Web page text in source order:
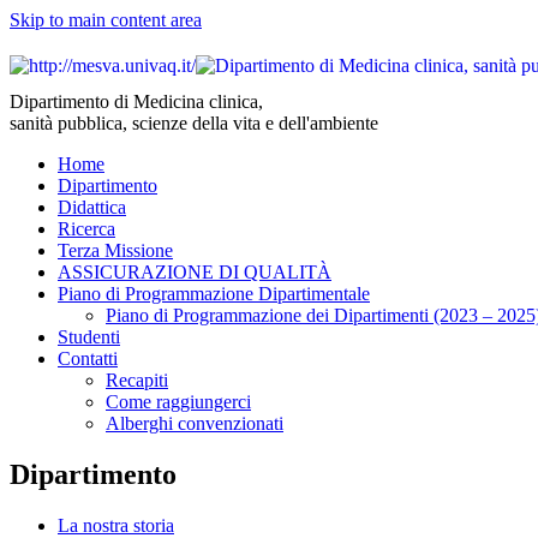
Skip to main content area
Dipartimento di Medicina clinica,
sanità pubblica, scienze della vita e dell'ambiente
Home
Dipartimento
Didattica
Ricerca
Terza Missione
ASSICURAZIONE DI QUALITÀ
Piano di Programmazione Dipartimentale
Piano di Programmazione dei Dipartimenti (2023 –
Studenti
Contatti
Recapiti
Come raggiungerci
Alberghi convenzionati
Dipartimento
La nostra storia